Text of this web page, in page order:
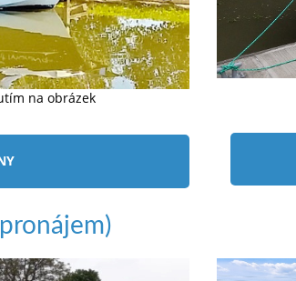
na obrázek